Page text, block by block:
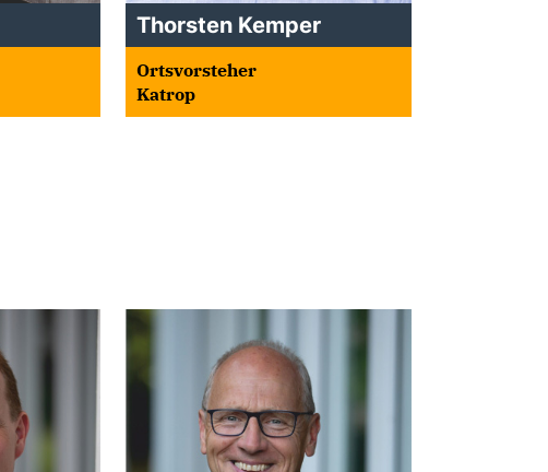
Thorsten Kemper
Ortsvorsteher
Katrop